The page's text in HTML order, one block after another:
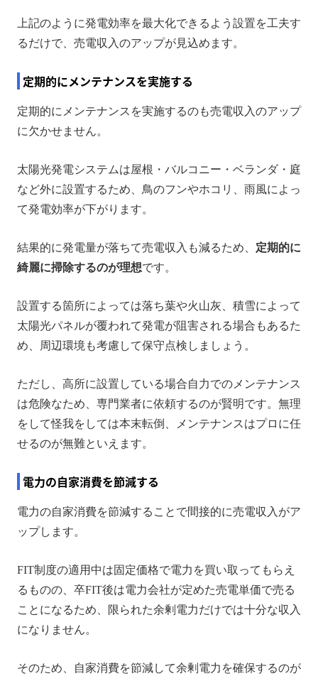
上記のように発電効率を最大化できるよう設置を工夫す
るだけで、売電収入のアップが見込めます。
定期的にメンテナンスを実施する
定期的にメンテナンスを実施するのも売電収入のアップ
に欠かせません。
太陽光発電システムは屋根・バルコニー・ベランダ・庭
など外に設置するため、鳥のフンやホコリ、雨風によっ
て発電効率が下がります。
結果的に発電量が落ちて売電収入も減るため、 定期的に
綺麗に掃除するのが理想です。
設置する箇所によっては落ち葉や火山灰、積雪によって
太陽光パネルが覆われて発電が阻害される場合もあるた
め、周辺環境も考慮して保守点検しましょう。
ただし、高所に設置している場合自力でのメンテナンス
は危険なため、専門業者に依頼するのが賢明です。無理
をして怪我をしては本末転倒、メンテナンスはプロに任
せるのが無難といえます。
電力の自家消費を節減する
電力の自家消費を節減することで間接的に売電収入がア
ップします。
FIT制度の適用中は固定価格で電力を買い取ってもらえ
るものの、卒FIT後は電力会社が定めた売電単価で売る
ことになるため、限られた余剰電力だけでは十分な収入
になりません。
そのため、自家消費を節減して余剰電力を確保するのが